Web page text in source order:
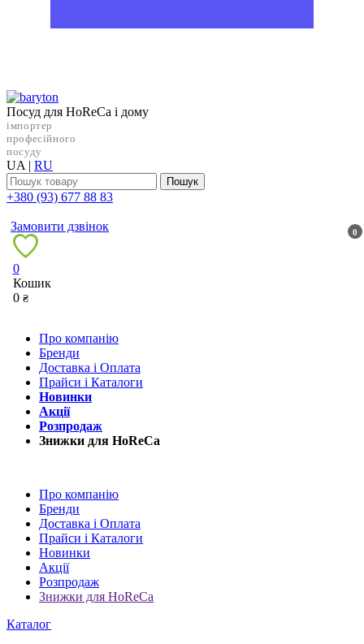
Посуд для HoReCa і дому
імпортер
професійного
посуду
UA | RU
Пошук
+38‎0 (93) 677 88 83
Замовити дзвінок 0
0
Кошик
0 ₴
Про компанію
Бренди
Доставка і Оплата
Прайси і Каталоги
Новинки
Акції
Розпродаж
Знижки для HoReCa
Про компанію
Бренди
Доставка і Оплата
Прайси і Каталоги
Новинки
Акції
Розпродаж
Знижки для HoReCa
Каталог